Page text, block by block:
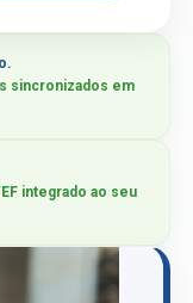
sincronizados em
integrado ao seu